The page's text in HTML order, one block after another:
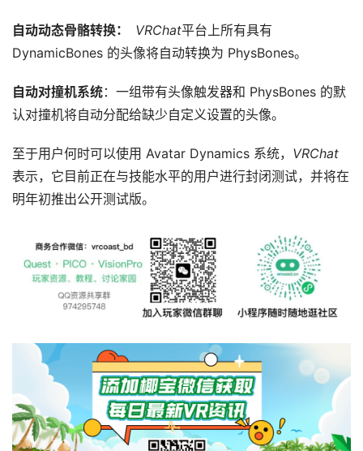
坛
社
区
自动动态骨骼转换： VRChat平台上所有具有
DynamicBones 的头像将自动转换为 PhysBones。
自动对撞机系统：一组带有头像触发器和 PhysBones 的默
认对撞机将自动分配给缺少自定义设置的头像。
至于用户何时可以使用 Avatar Dynamics 系统， VRChat
表示，它目前正在与技能水平的用户进行封闭测试，并将在
明年初推出公开测试版。